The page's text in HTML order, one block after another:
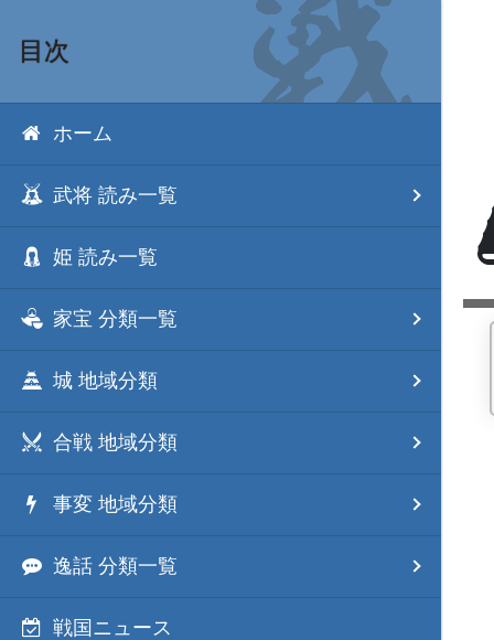
目次
ホーム
武将 読み一覧
姫 読み一覧
家宝 分類一覧
城 地域分類
合戦 地域分類
事変 地域分類
逸話 分類一覧
戦国ニュース